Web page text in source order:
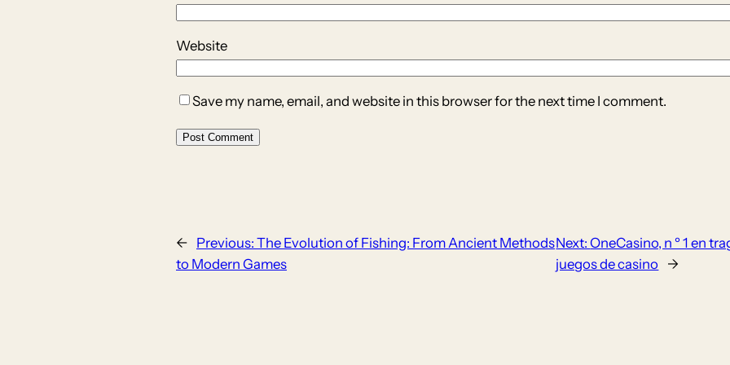
Website
Save my name, email, and website in this browser for the next time I comment.
← Previous: The Evolution of Fishing: From Ancient Methods
to Modern Games
Next:OneCasino, n º 1 en
juegos de casino
→